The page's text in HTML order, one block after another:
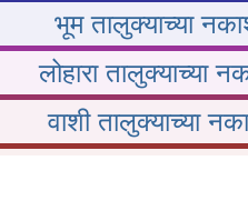
भूम तालुक्याच्या
लोहारा तालुक्याच्या
वाशी तालुक्याच्या